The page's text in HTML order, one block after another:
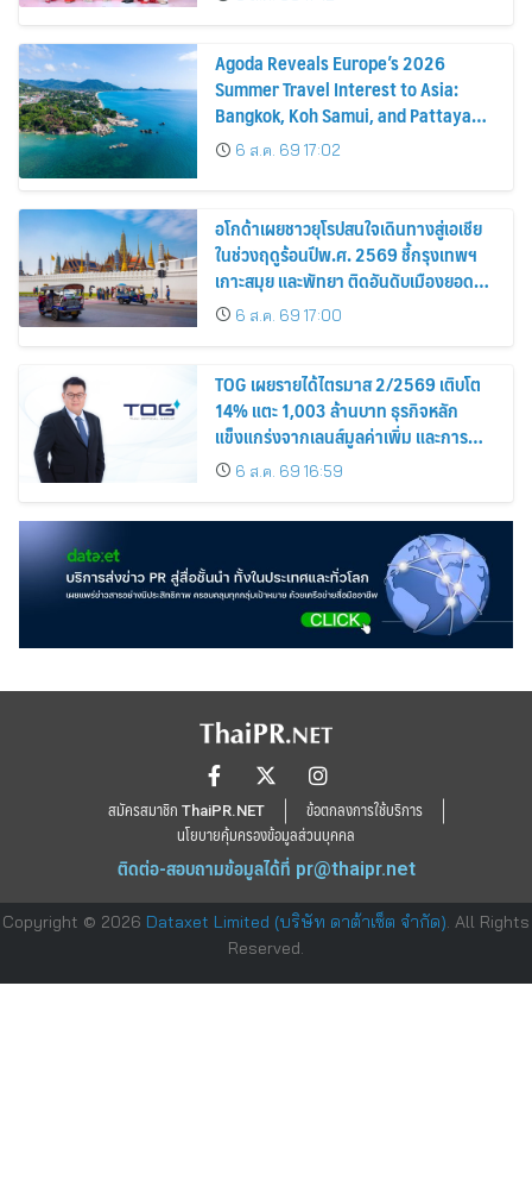
Agoda Reveals Europe’s 2026
Summer Travel Interest to Asia:
Bangkok, Koh Samui, and Pattaya
Among the Top Cities
6 ส.ค. 69 17:02
อโกด้าเผยชาวยุโรปสนใจเดินทางสู่เอเชีย
ในช่วงฤดูร้อนปีพ.ศ. 2569 ชี้กรุงเทพฯ
เกาะสมุย และพัทยา ติดอันดับเมืองยอด
นิยม6 ส.ค. 69 17:00
TOG เผยรายได้ไตรมาส 2/2569 เติบโต
14% แตะ 1,003 ล้านบาท ธุรกิจหลัก
แข็งแกร่งจากเลนส์มูลค่าเพิ่ม และการ
ขยายตลาดต่างประเทศ พร้อมเดินหน้า
ลงทุนเพื่อการเติบโตระยะยาว
6 ส.ค. 69 16:59
สมัครสมาชิก ThaiPR.NET
ข้อตกลงการใช้บริการ
นโยบายคุ้มครองข้อมูลส่วนบุคคล
ติดต่อ-สอบถามข้อมูลได้ที่ pr@thaipr.net
Copyright © 2026 Dataxet Limited (บริษัท ดาต้าเซ็ต จำกัด). All Rights
Reserved.